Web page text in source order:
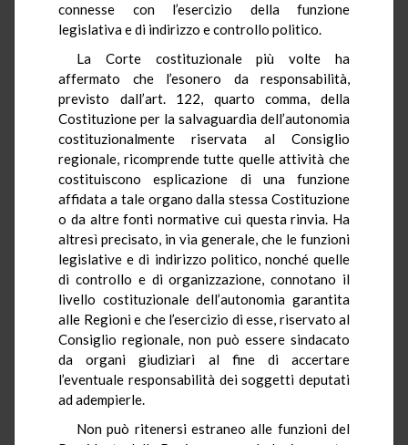
connesse con l’esercizio della funzione
legislativa e di indirizzo e controllo politico.
La Corte costituzionale più volte ha
affermato che l’esonero da responsabilità,
previsto dall’art. 122, quarto comma, della
Costituzione per la salvaguardia dell’autonomia
costituzionalmente riservata al Consiglio
regionale, ricomprende tutte quelle attività che
costituiscono esplicazione di una funzione
affidata a tale organo dalla stessa Costituzione
o da altre fonti normative cui questa rinvia. Ha
altresì precisato, in via generale, che le funzioni
legislative e di indirizzo politico, nonché quelle
di controllo e di organizzazione, connotano il
livello costituzionale dell’autonomia garantita
alle Regioni e che l’esercizio di esse, riservato al
Consiglio regionale, non può essere sindacato
da organi giudiziari al fine di accertare
l’eventuale responsabilità dei soggetti deputati
ad adempierle.
Non può ritenersi estraneo alle funzioni del